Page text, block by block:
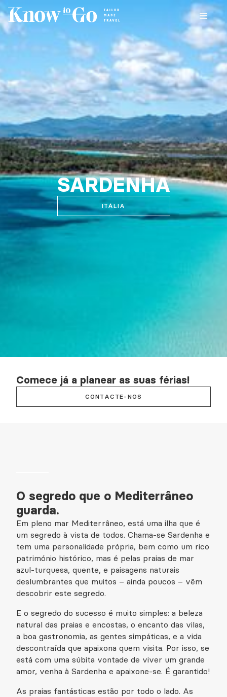
SARDENHA
ITÁLIA
Comece já a planear as suas férias!
CONTACTE-NOS
O segredo que o Mediterrâneo
guarda.
Em pleno mar Mediterrâneo, está uma ilha que é
um segredo à vista de todos. Chama-se Sardenha e
tem uma personalidade própria, bem como um rico
património histórico, mas é pelas praias de mar
azul-turquesa, quente, e paisagens naturais
deslumbrantes que muitos – ainda poucos – vêm
descobrir este segredo.
E o segredo do sucesso é muito simples: a beleza
natural das praias e encostas, o encanto das vilas,
a boa gastronomia, as gentes simpáticas, e a vida
descontraída que apaixona quem visita. Por isso, se
está com uma súbita vontade de viver um grande
amor, venha à Sardenha e apaixone-se. É garantido!
As praias fantásticas estão por todo o lado. As